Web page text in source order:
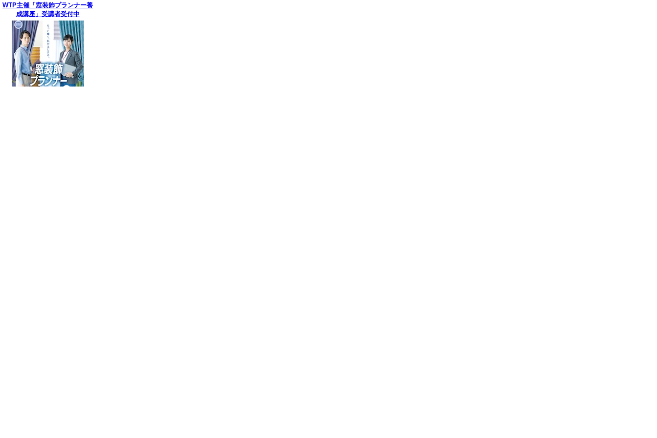
WTP主催「窓装飾プランナー養
成講座」受講者受付中